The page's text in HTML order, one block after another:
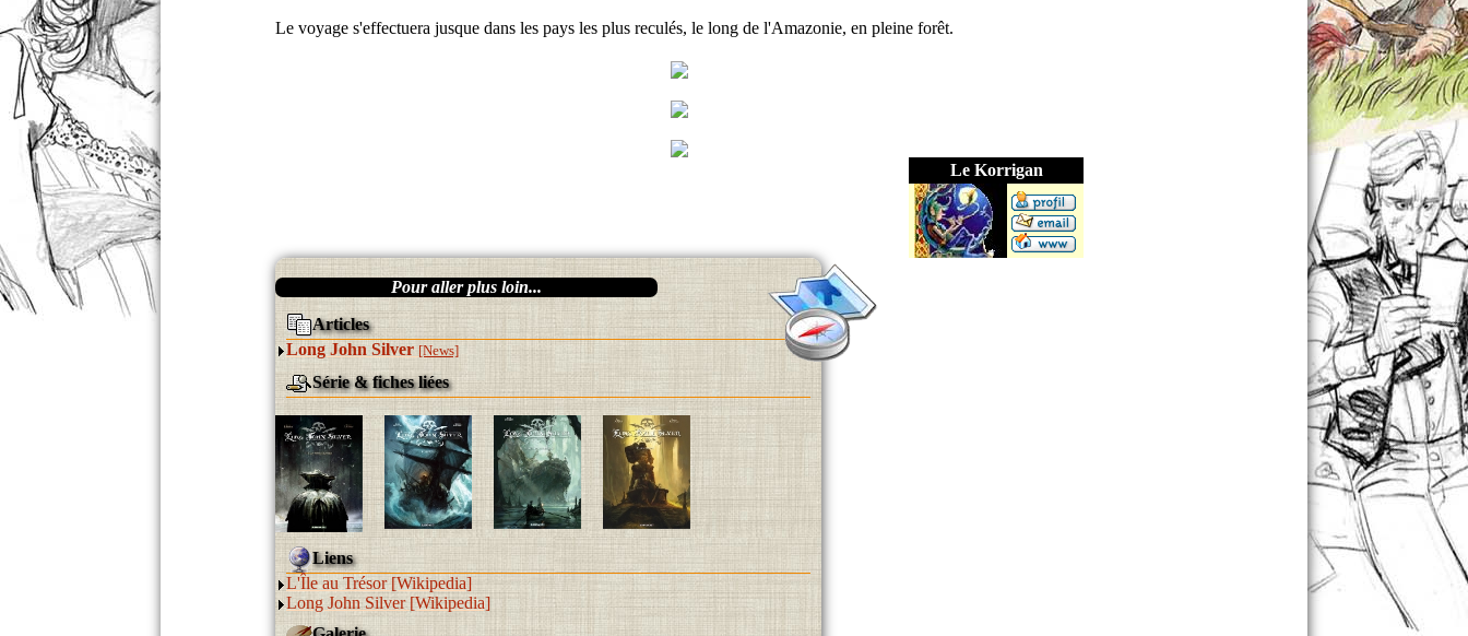
Le voyage s'effectuera jusque dans les pays les plus reculés, le long de l'Amazonie, en pleine forêt.
Le Korrigan
Pour aller plus loin...
Articles
Long John Silver [News]
Série & fiches liées
Liens
L'Île au Trésor [Wikipedia]
Long John Silver [Wikipedia]